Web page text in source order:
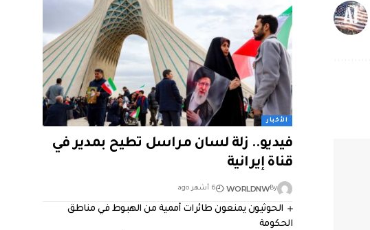
الأخبار
فيديو.. زلة لسان مراسل تطيح بمدير في
قناة إيرانية
By
WORLDNW 6 أشهر ago
الحوثيون يمنعون طائرات أممية من الهبوط في مناطق
الحكومة